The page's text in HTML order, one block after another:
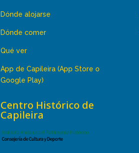
Dónde alojarse
Dónde comer
Qué ver
App de Capileira (App Store o
Google Play)
Centro Histórico de
Capileira